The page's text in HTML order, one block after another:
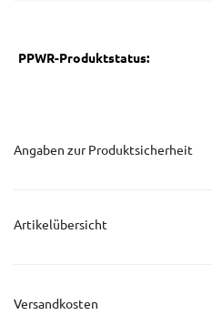
PPWR-Produktstatus:
Angaben zur Produktsicherheit
Artikelübersicht
Versandkosten